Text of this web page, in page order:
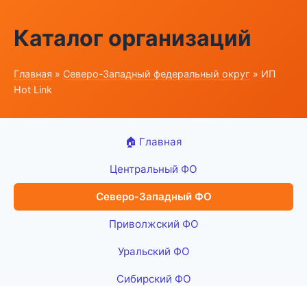
Каталог организаций
Главная » Северо-Западный федеральный округ » ИП
Hot Link
🏠 Главная
Центральный ФО
Северо-Западный ФО
Приволжский ФО
Уральский ФО
Сибирский ФО